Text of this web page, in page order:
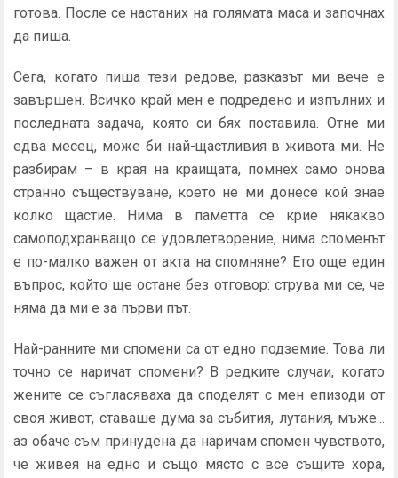
готова. После се настаних на голямата маса и започнах
да пиша.
Сега, когато пиша тези редове, разказът ми вече е
завършен. Всичко край мен е подредено и изпълних и
последната задача, която си бях поставила. Отне ми
едва месец, може би най-щастливия в живота ми. Не
разбирам – в края на краищата, помнех само онова
странно съществуване, което не ми донесе кой знае
колко щастие. Нима в паметта се крие някакво
самоподхранващо се удовлетворение, нима споменът
е по-малко важен от акта на спомняне? Ето още един
въпрос, който ще остане без отговор: струва ми се, че
няма да ми е за първи път.
Най-ранните ми спомени са от едно подземие. Това ли
точно се наричат спомени? В редките случаи, когато
жените се съгласяваха да споделят с мен епизоди от
своя живот, ставаше дума за събития, лутания, мъже...
аз обаче съм принудена да наричам спомен чувството,
че живея на едно и също място с все същите хора,